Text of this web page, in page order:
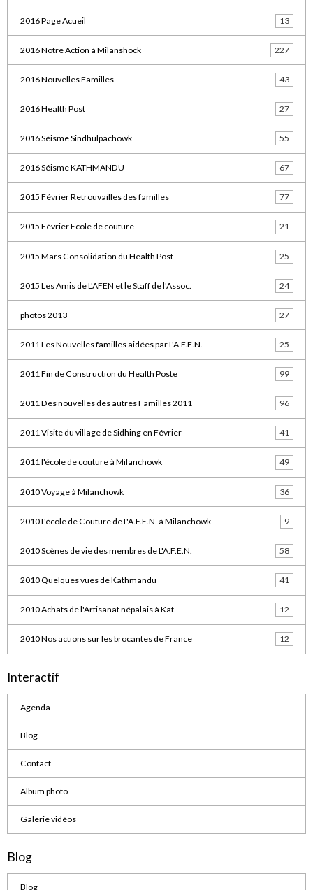
2016 Page Acueil 13
2016 Notre Action à Milanshock 227
2016 Nouvelles Familles 43
2016 Health Post 27
2016 Séisme Sindhulpachowk 55
2016 Séisme KATHMANDU 67
2015 Février Retrouvailles des familles 77
2015 Février Ecole de couture 21
2015 Mars Consolidation du Health Post 25
2015 Les Amis de L'AFEN et le Staff de l'Assoc. 24
photos 2013 27
2011 Les Nouvelles familles aidées par L'A.F.E.N. 25
2011 Fin de Construction du Health Poste 99
2011 Des nouvelles des autres Familles 2011 96
2011 Visite du village de Sidhing en Février 41
2011 l'école de couture à Milanchowk 49
2010 Voyage à Milanchowk 36
2010 L'école de Couture de L'A.F.E.N. à Milanchowk 9
2010 Scènes de vie des membres de L'A.F.E.N. 58
2010 Quelques vues de Kathmandu 41
2010 Achats de l'Artisanat népalais à Kat. 12
2010 Nos actions sur les brocantes de France 12
Interactif
Agenda
Blog
Contact
Album photo
Galerie vidéos
Blog
Blog